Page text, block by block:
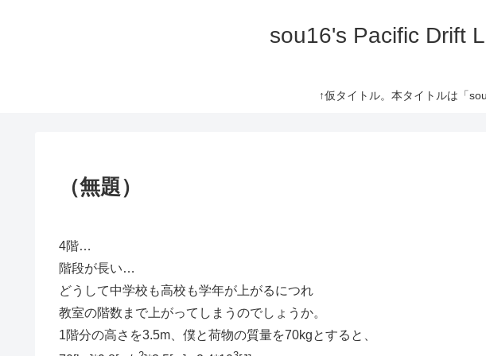
sou16's Pacific Drift
↑仮タイトル。本タイトルは「
（無題）
4階…
階段が長い…
どうして中学校も高校も学年が上がるにつれ
教室の階数まで上がってしまうのでしょうか。
1階分の高さを3.5m、僕と荷物の質量を70kgとすると、